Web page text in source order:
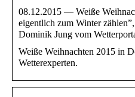
08.12.2015 — Weiße
eigentlich zum Winter
Dominik Jung vom
Weiße Weihnachten 2015 in
Wetterexperten.